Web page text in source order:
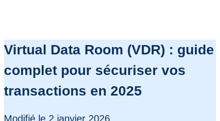
Virtual Data Room (VDR) : guide
complet pour sécuriser vos
transactions en 2025
Modifié le 2 janvier 2026